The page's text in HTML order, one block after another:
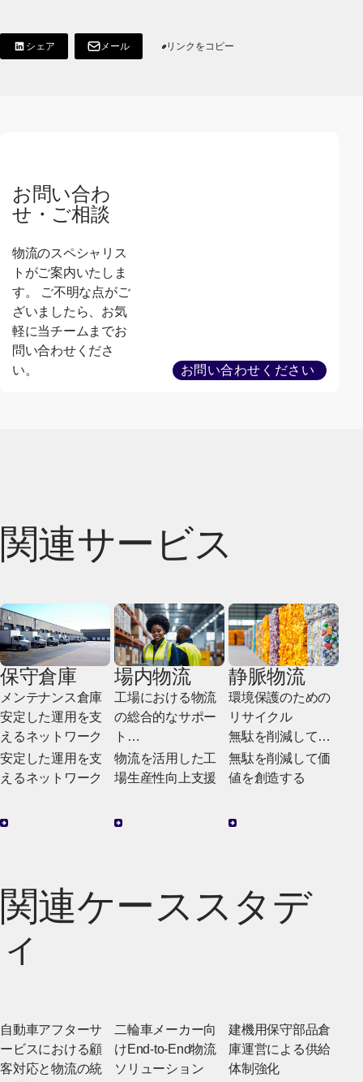
シェア
[Share on LinkedIn]
[別ウィンドウで開く]
メール リンクをコピー
お問い合わ
せ・ご相談
物流のスペシャリス
トがご案内いたしま
す。 ご不明な点がご
ざいましたら、お気
軽に当チームまでお
問い合わせくださ
い。
お問い合わせください
関連サービス
保守倉庫
メンテナンス倉庫
安定した運用を支
えるネットワーク
安定した運用を支
えるネットワーク
場内物流
工場における物流
の総合的なサポー
ト
物流を活用した工
場生産性向上支援
物流を活用した工
場生産性向上支援
静脈物流
環境保護のための
リサイクル
無駄を削減して価
値を創造する
無駄を削減して価
値を創造する
関連ケーススタデ
ィ
自動車アフターサ
ービスにおける顧
客対応と物流の統
二輪車メーカー向
けEnd-to-End物流
ソリューション
建機用保守部品倉
庫運営による供給
体制強化